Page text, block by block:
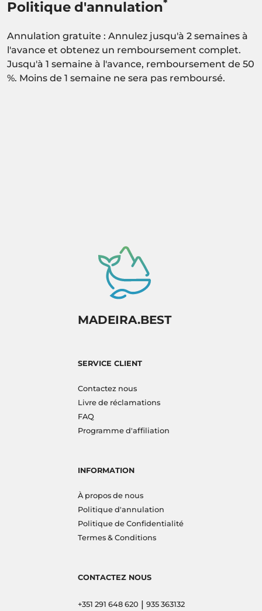
Politique d'annulation*
Annulation gratuite : Annulez jusqu'à 2 semaines à
l'avance et obtenez un remboursement complet.
Jusqu'à 1 semaine à l'avance, remboursement de 50
%. Moins de 1 semaine ne sera pas remboursé.
MADEIRA.BEST
SERVICE CLIENT
Contactez nous
Livre de réclamations
FAQ
Programme d'affiliation
INFORMATION
À propos de nous
Politique d'annulation
Politique de Confidentialité
Termes & Conditions
CONTACTEZ NOUS
+351 291 648 620 | 935 363132